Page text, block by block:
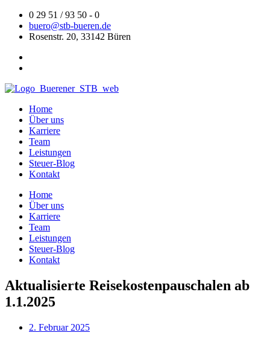
Zum
Inhalt
springen
0 29 51 / 93 50 - 0
buero@stb-bueren.de
Rosenstr. 20, 33142 Büren
Home
Über uns
Karriere
Team
Leistungen
Steuer-Blog
Kontakt
Home
Über uns
Karriere
Team
Leistungen
Steuer-Blog
Kontakt
Aktualisierte Reisekostenpauschalen ab
1.1.2025
2. Februar 2025